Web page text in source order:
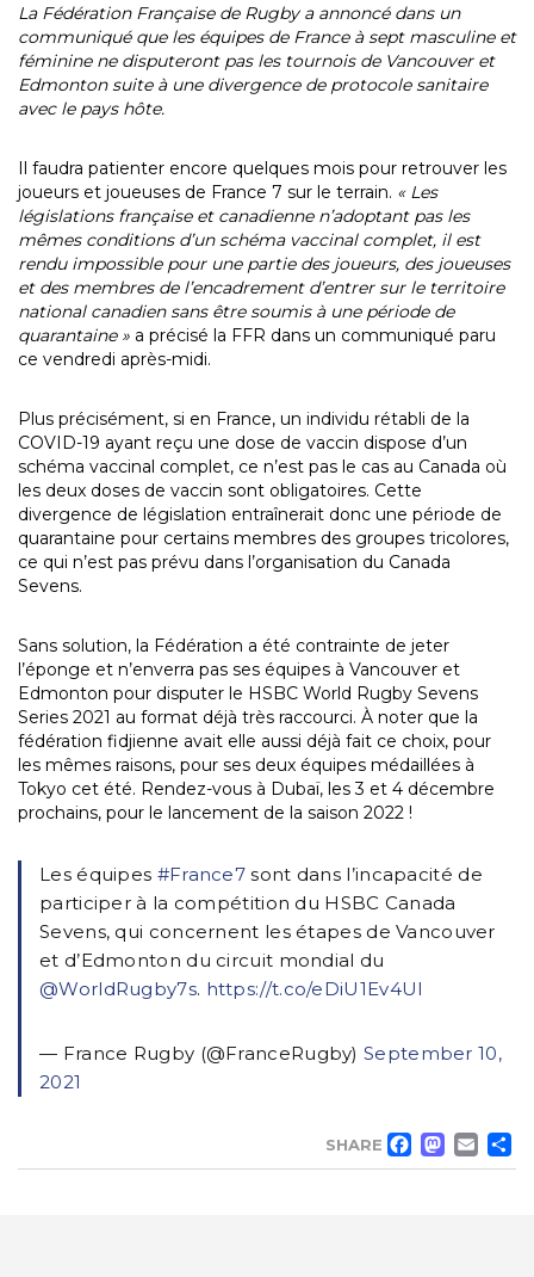
La Fédération Française de Rugby a annoncé dans un
communiqué que les équipes de France à sept masculine et
féminine ne disputeront pas les tournois de Vancouver et
Edmonton suite à une divergence de protocole sanitaire
avec le pays hôte.
Il faudra patienter encore quelques mois pour retrouver les
joueurs et joueuses de France 7 sur le terrain. « Les
législations française et canadienne n’adoptant pas les
mêmes conditions d’un schéma vaccinal complet, il est
rendu impossible pour une partie des joueurs, des joueuses
et des membres de l’encadrement d’entrer sur le territoire
national canadien sans être soumis à une période de
quarantaine » a précisé la FFR dans un communiqué paru
ce vendredi après-midi.
Plus précisément, si en France, un individu rétabli de la
COVID-19 ayant reçu une dose de vaccin dispose d’un
schéma vaccinal complet, ce n’est pas le cas au Canada où
les deux doses de vaccin sont obligatoires. Cette
divergence de législation entraînerait donc une période de
quarantaine pour certains membres des groupes tricolores,
ce qui n’est pas prévu dans l’organisation du Canada
Sevens.
Sans solution, la Fédération a été contrainte de jeter
l’éponge et n’enverra pas ses équipes à Vancouver et
Edmonton pour disputer le HSBC World Rugby Sevens
Series 2021 au format déjà très raccourci. À noter que la
fédération fidjienne avait elle aussi déjà fait ce choix, pour
les mêmes raisons, pour ses deux équipes médaillées à
Tokyo cet été. Rendez-vous à Dubaï, les 3 et 4 décembre
prochains, pour le lancement de la saison 2022 !
Les équipes #France7 sont dans l’incapacité de
participer à la compétition du HSBC Canada
Sevens, qui concernent les étapes de Vancouver
et d’Edmonton du circuit mondial du
@WorldRugby7s. https://t.co/eDiU1Ev4UI
— France Rugby (@FranceRugby)September 10,
2021
SHARE